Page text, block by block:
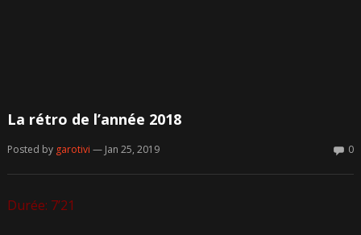
La rétro de l’année 2018
Posted by garotivi — Jan 25, 2019 0
Durée: 7’21